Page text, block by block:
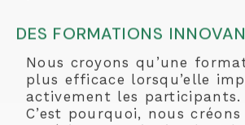
DES FORMATIONS
Nous croyons qu’une
plus efficace lorsqu’elle
activement les participants.
C’est pourquoi, nous créons